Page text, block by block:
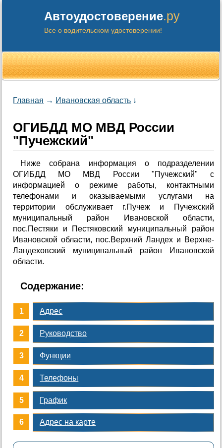
Автоудостоверение.ру
Все о водительском удостоверении!
Главная → Ивановская область ↓
ОГИБДД МО МВД России
"Пучежский"
Ниже собрана информация о подразделении
ОГИБДД МО МВД России "Пучежский" с
информацией о режиме работы, контактными
телефонами и оказываемыми услугами на
территории обслуживает г.Пучеж и Пучежский
муниципальный район Ивановской области,
пос.Пестяки и Пестяковский муниципальный район
Ивановской области, пос.Верхний Ландех и Верхне-
Ландеховский муниципальный район Ивановской
области.
Содержание:
Адрес
Руководство
Функции
Телефоны
График
Адрес на карте